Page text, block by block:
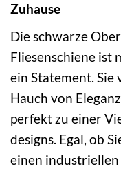
Zuhause
Die schwarze
Fliesenschiene ist
ein Statement.
Hauch von
perfekt zu einer
designs. Egal, ob
einen